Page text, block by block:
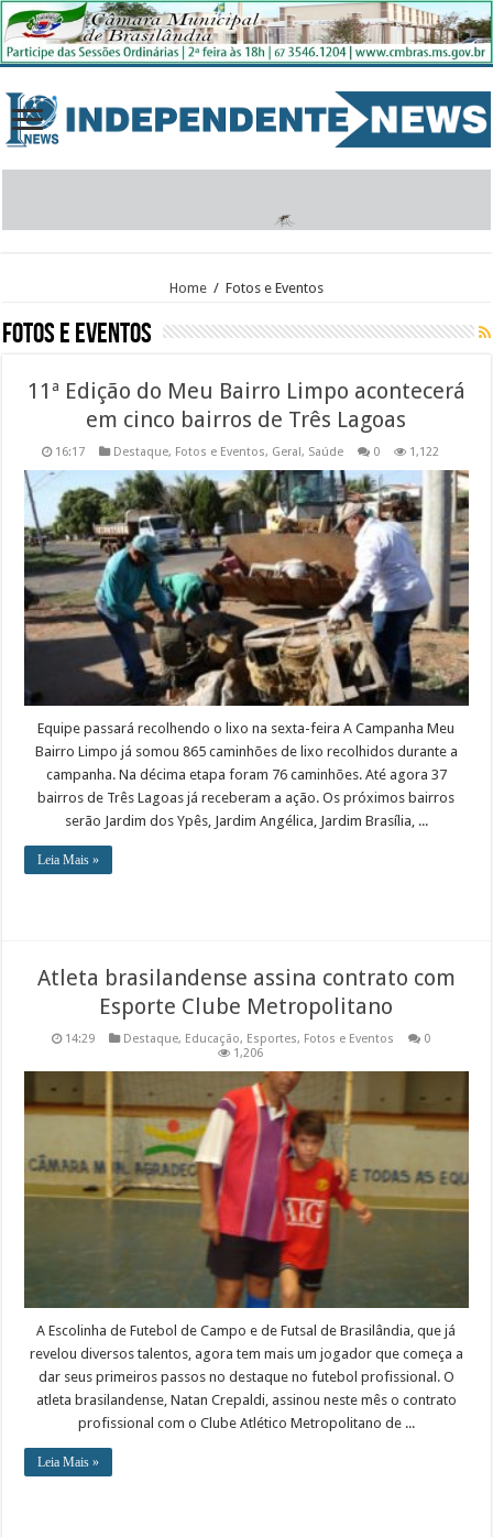
Home / Fotos e Eventos
Fotos e Eventos
11ª Edição do Meu Bairro Limpo acontecerá
em cinco bairros de Três Lagoas
16:17 Destaque, Fotos e Eventos, Geral, Saúde 0 1,122
Equipe passará recolhendo o lixo na sexta-feira A Campanha Meu
Bairro Limpo já somou 865 caminhões de lixo recolhidos durante a
campanha. Na décima etapa foram 76 caminhões. Até agora 37
bairros de Três Lagoas já receberam a ação. Os próximos bairros
serão Jardim dos Ypês, Jardim Angélica, Jardim Brasília, ...
Leia Mais »
Atleta brasilandense assina contrato com
Esporte Clube Metropolitano
14:29 Destaque, Educação, Esportes, Fotos e Eventos
0
1,206
A Escolinha de Futebol de Campo e de Futsal de Brasilândia, que já
revelou diversos talentos, agora tem mais um jogador que começa a
dar seus primeiros passos no destaque no futebol profissional. O
atleta brasilandense, Natan Crepaldi, assinou neste mês o contrato
profissional com o Clube Atlético Metropolitano de ...
Leia Mais »